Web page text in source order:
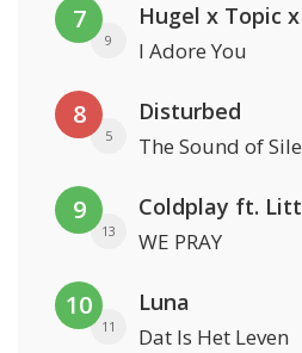
7
9 I Adore You
8
5
Disturbed
The Sound of
9
13 WE PRAY
10
11
Luna
Dat Is Het Leven